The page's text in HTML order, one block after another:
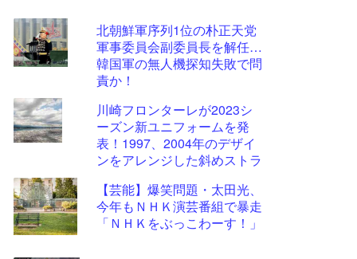
北朝鮮軍序列1位の朴正天党
軍事委員会副委員長を解任…
韓国軍の無人機探知失敗で問
責か！
川崎フロンターレが2023シ
ーズン新ユニフォームを発
表！1997、2004年のデザイ
ンをアレンジした斜めストラ
【芸能】爆笑問題・太田光、
今年もＮＨＫ演芸番組で暴走
「ＮＨＫをぶっこわーす！」
- 固
定リ
ンク
更新
ツー